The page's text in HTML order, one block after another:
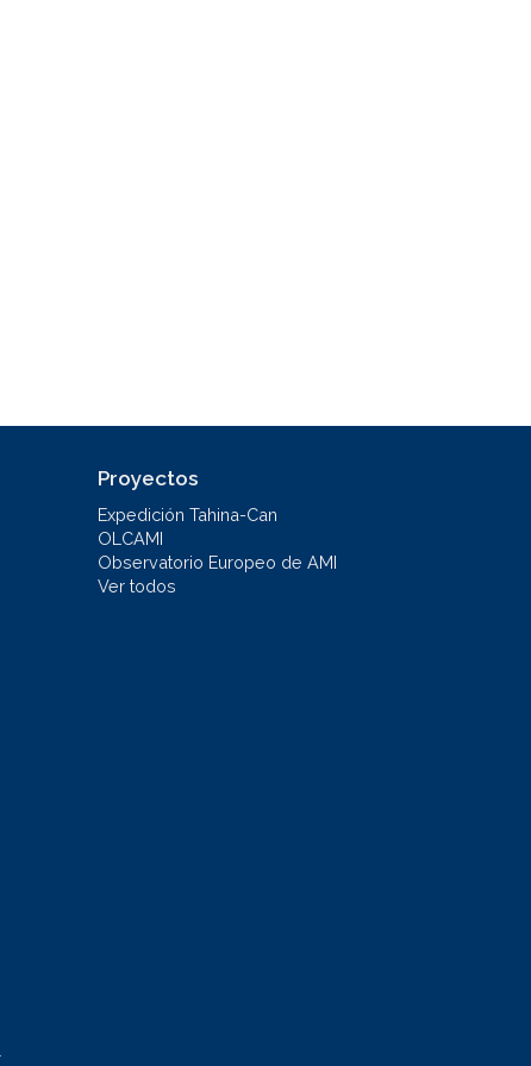
Proyectos
Expedición Tahina-Can
OLCAMI
Observatorio Europeo de AMI
Ver todos